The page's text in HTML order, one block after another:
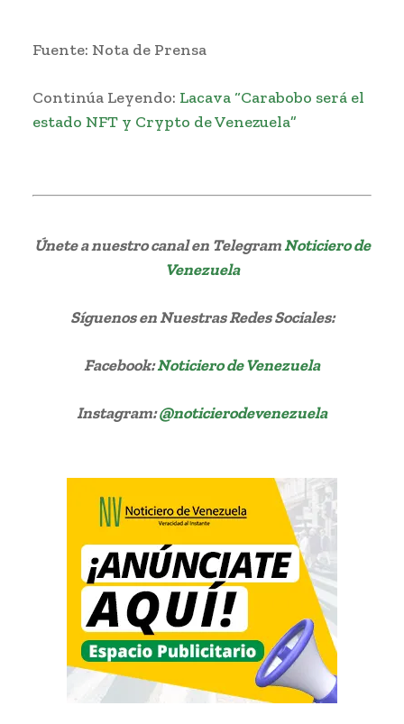
Fuente: Nota de Prensa
Continúa Leyendo: Lacava “Carabobo será el
estado NFT y Crypto de Venezuela”
Únete a nuestro canal en TelegramNoticiero de
Venezuela
Síguenosen Nuestras Redes Sociales:
Facebook:Noticiero de Venezuela
Instagram:@noticierodevenezuela